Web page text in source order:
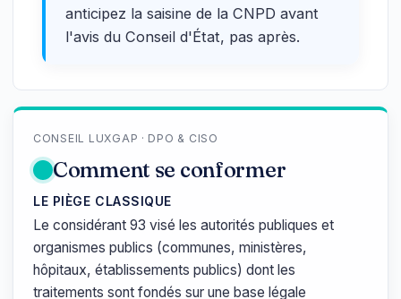
anticipez la saisine de la CNPD avant
l'avis du Conseil d'État, pas après.
CONSEIL LUXGAP · DPO & CISO
Comment se conformer
LE PIÈGE CLASSIQUE
Le considérant 93 visé les autorités publiques et
organismes publics (communes, ministères,
hôpitaux, établissements publics) dont les
traitements sont fondés sur une base légale